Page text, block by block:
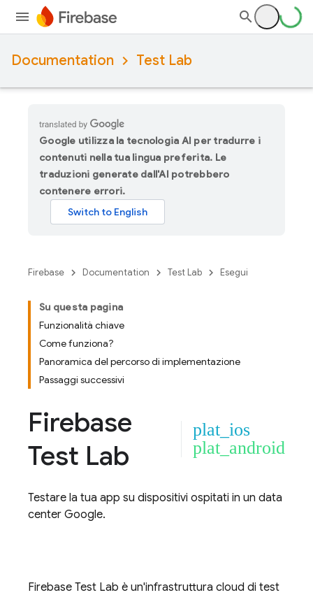
Documentation Test Lab
Google utilizza la tecnologia AI per tradurre i
contenuti nella tua lingua preferita. Le
traduzioni generate dall'AI potrebbero
contenere errori.
Firebase Documentation Test Lab Esegui
Su questa pagina
Funzionalità chiave
Come funziona?
Panoramica del percorso di implementazione
Passaggi successivi
Firebase
Test Lab
plat_ios
plat_android
Testare la tua app su dispositivi ospitati in un data
center Google.
Firebase Test Lab è un'infrastruttura cloud di test